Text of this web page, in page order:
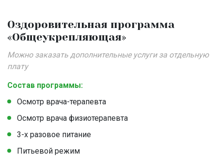
Оздоровительная программа
«Общеукрепляющая»
Можно заказать дополнительные услуги за отдельную
плату
Состав программы:
Осмотр врача-терапевта
Осмотр врача физиотерапевта
3-х разовое питание
Питьевой режим